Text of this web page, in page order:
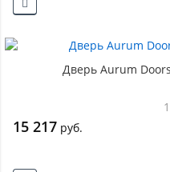
Дверь Aurum
15 217 руб.